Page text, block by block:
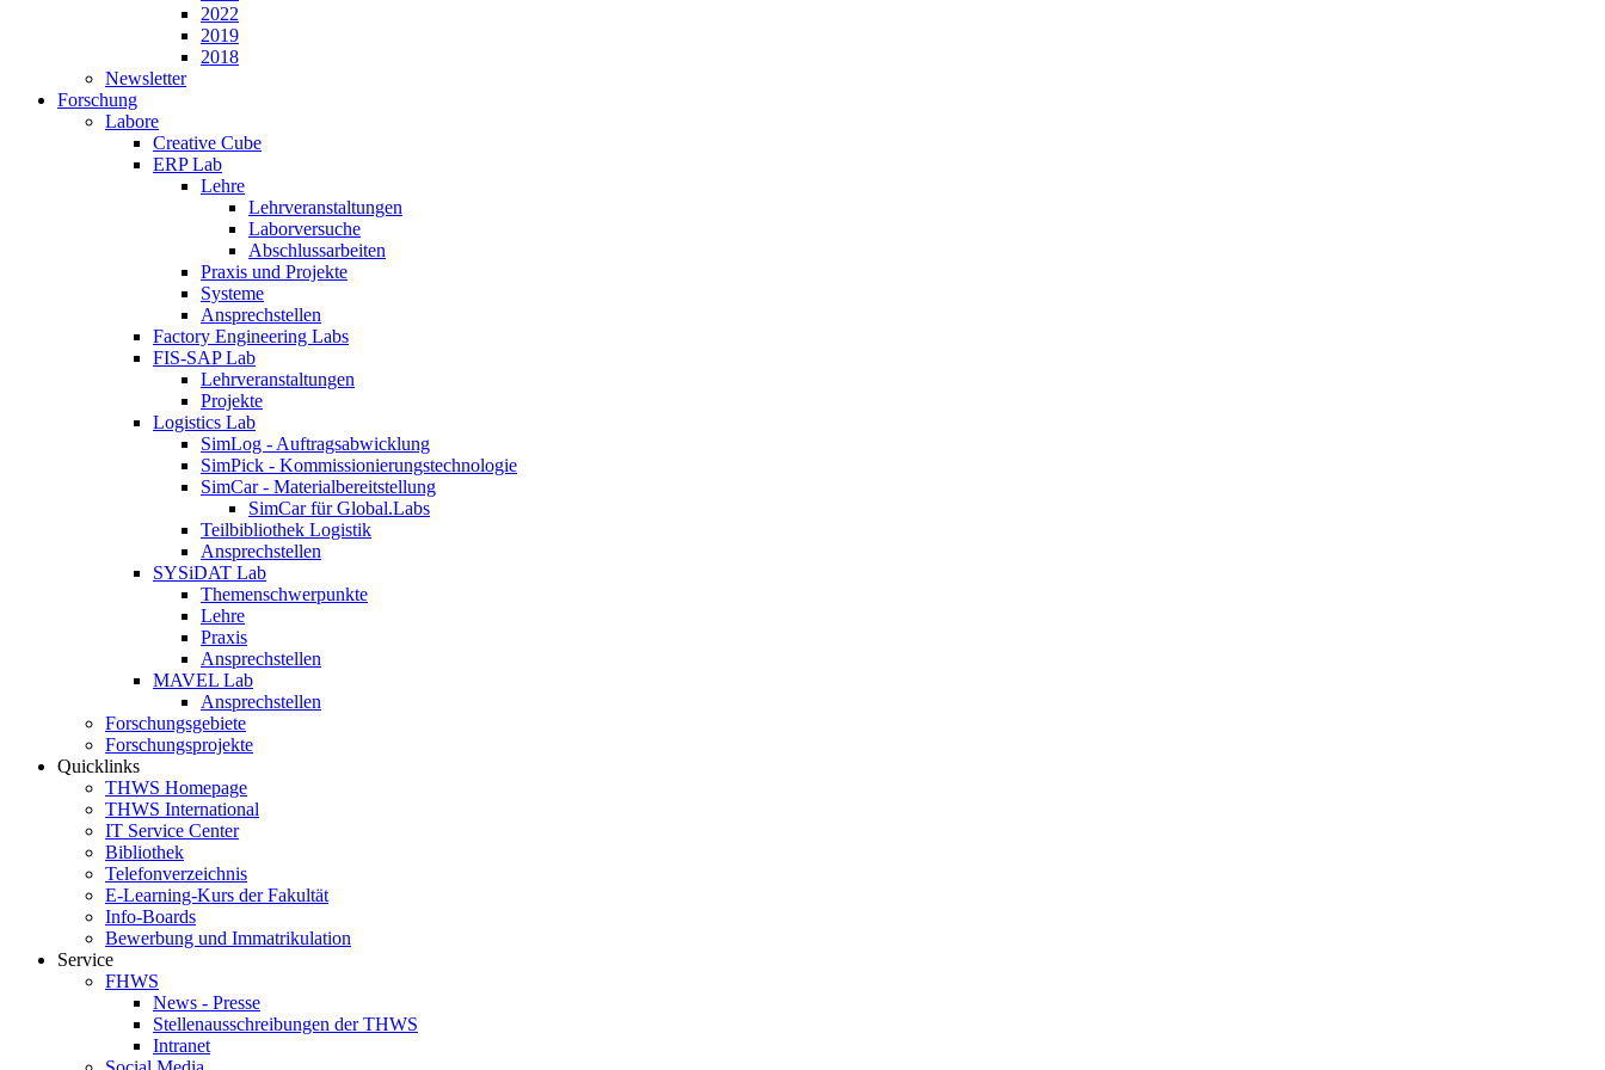
2022
2019
2018
Newsletter
Forschung
Labore
Creative Cube
ERP Lab
Lehre
Lehrveranstaltungen
Laborversuche
Abschlussarbeiten
Praxis und Projekte
Systeme
Ansprechstellen
Factory Engineering Labs
FIS-SAP Lab
Lehrveranstaltungen
Projekte
Logistics Lab
SimLog - Auftragsabwicklung
SimPick - Kommissionierungstechnologie
SimCar - Materialbereitstellung
SimCar für Global.Labs
Teilbibliothek Logistik
Ansprechstellen
SYSiDAT Lab
Themenschwerpunkte
Lehre
Praxis
Ansprechstellen
MAVEL Lab
Ansprechstellen
Forschungsgebiete
Forschungsprojekte
Quicklinks
THWS Homepage
THWS International
IT Service Center
Bibliothek
Telefonverzeichnis
E-Learning-Kurs der Fakultät
Info-Boards
Bewerbung und Immatrikulation
Service
FHWS
News - Presse
Stellenausschreibungen der THWS
Intranet